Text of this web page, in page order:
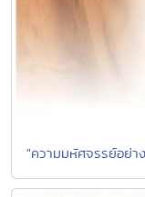
"ความมหัศจรรย์อย่า